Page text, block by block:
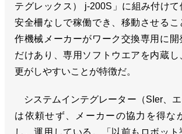
テグレックス） j-200S」に組み付けて
安全柵なしで稼働でき、移動させるこ
作機械メーカーがワーク交換専用に開
だけあり、専用ソフトウエアを内蔵
更がしやすいことが特徴だ。
システムインテグレーター（SIer、
は依頼せず、メーカーの協力を得な
し、運用している。「以前もロボット